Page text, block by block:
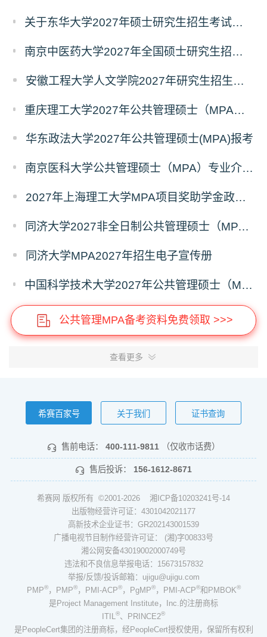
关于东华大学2027年硕士研究生招生考试（初试）招生目录拟调整公告（一）
南京中医药大学2027年全国硕士研究生招生考试初试自命题科目考试内容及参考书目
安徽工程大学人文学院2027年研究生招生简章
重庆理工大学2027年公共管理硕士（MPA）专业学位研究生（双证）报考
华东政法大学2027年公共管理硕士(MPA)报考
南京医科大学公共管理硕士（MPA）专业介绍（2027年）
2027年上海理工大学MPA项目奖助学金政策发布
同济大学2027非全日制公共管理硕士（MPA）奖学金方案
同济大学MPA2027年招生电子宣传册
中国科学技术大学2027年公共管理硕士（MPA）专业学位研究生招生通知
公共管理MPA备考资料免费领取 >>>
查看更多
希赛百家号 关于我们 证书查询
售前电话： 400-111-9811 （仅收市话费）
售后投诉： 156-1612-8671
希赛网 版权所有 ©2001-2026 湘ICP备10203241号-14
出版物经营许可证：4301042021177
高新技术企业证书：GR202143001539
广播电视节目制作经营许可证： (湘)字00833号
湘公网安备43019002000749号
违法和不良信息举报电话：15673157832
举报/反馈/投诉邮箱：ujigu@ujigu.com
PMP®，PMP®，PMI-ACP®，PgMP®，PMI-ACP®和PMBOK®
是Project Management Institute，Inc.的注册商标
ITIL®、PRINCE2®
是PeopleCert集团的注册商标，经PeopleCert授权使用，保留所有权利